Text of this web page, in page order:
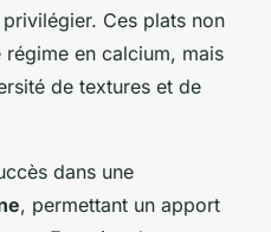
Ces plats non
régime en calcium, mais
de textures et de
dans une
, permettant un apport